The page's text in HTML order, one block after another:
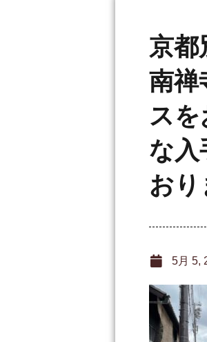
京都
南禅
ス
な
おり
5月 5,